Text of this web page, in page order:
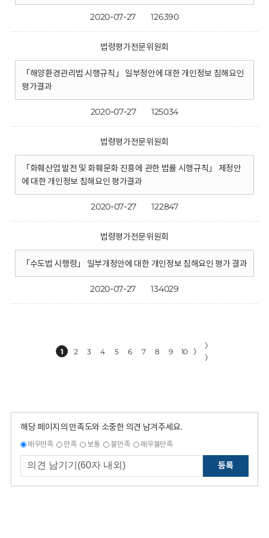
2020-07-27 126390
법령평가전문위원회
「해양환경관리법 시행규칙」 일부정안에 대한 개인정보 침해요인
평가결과
2020-07-27 125034
법령평가전문위원회
「화훼산업 발전 및 화훼문화 진흥에 관한 법률 시행규칙」 제정안
에 대한 개인정보 침해요인 평가결과
2020-07-27 122847
법령평가전문위원회
「수도법 시행령」 일부개정안에 대한 개인정보 침해요인 평가 결과
2020-07-27 134029
1 2 3 4 5 6 7 8 9 10 〉
〉
〉
해당 페이지의 만족도와 소중한 의견 남겨주세요.
매우만족 만족 보통 불만족 매우불만족
등록